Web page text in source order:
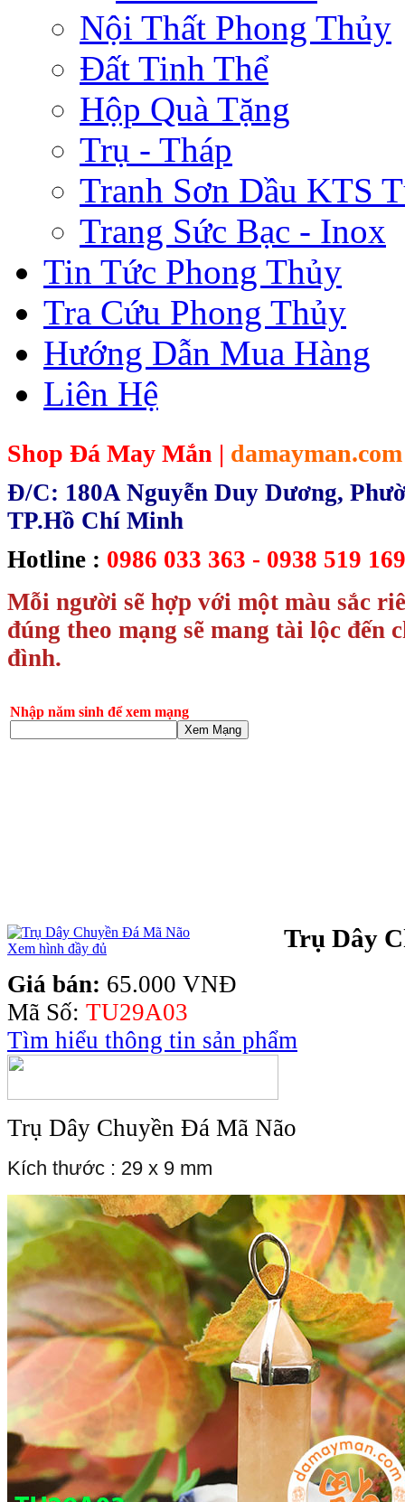
Nội Thất Phong Thủy
Đất Tinh Thể
Hộp Quà Tặng
Trụ - Tháp
Tranh Sơn Dầu KTS
Trang Sức Bạc - Inox
Tin Tức Phong Thủy
Tra Cứu Phong Thủy
Hướng Dẫn Mua Hàng
Liên Hệ
Shop Đá May Mắn | damayman.com
Đ/C: 180A Nguyễn Duy Dương,
TP.Hồ Chí Minh
Hotline : 0986 033 363 - 0938 519
Mỗi người sẽ hợp với một màu sắc
đúng theo mạng sẽ mang tài lộc đến
đình.
Nhập năm sinh để xem mạng
Xem Mạng
Xem hình đầy đủ Trụ Dây
Giá bán: 65.000 VNĐ
Mã Số: TU29A03
Tìm hiểu thông tin sản phẩm
Trụ Dây Chuyền Đá Mã Não
Kích thước : 29 x 9 mm